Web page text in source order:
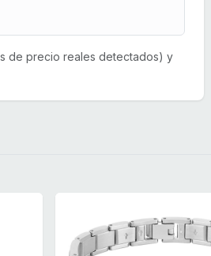
de precio reales detectados) y